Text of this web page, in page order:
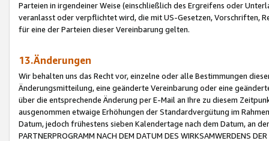
Parteien in irgendeiner Weise (einschließlich des Ergreifens oder
veranlasst oder verpflichtet wird, die mit US-Gesetzen, Vorschriften,
für eine der Parteien dieser Vereinbarung gelten.
13.Änderungen
Wir behalten uns das Recht vor, einzelne oder alle Bestimmungen
Änderungsmitteilung, eine geänderte Vereinbarung oder eine
über die entsprechende Änderung per E-Mail an Ihre zu diesem
ausgenommen etwaige Erhöhungen der Standardvergütung im
Datum, jedoch frühestens sieben Kalendertage nach dem Datum, an
PARTNERPROGRAMM NACH DEM DATUM DES WIRKSAMWERDENS